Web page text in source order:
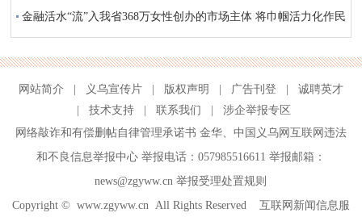
金融活水“流”入我省368万女性创办的市场主体 将巾帼活力化作民
营经济发展动力
网站简介 | 义乌宣传片 | 版权声明 | 广告刊登 |
诚聘英才
|
技术支持 | 联系我们 |
涉企举报专区
网络敲诈和有偿删帖自律管理承诺书 金华、 中国义乌网互联网违法
和不良信息举报中心举报电话：057985516611 举报邮箱：
news@zgyww.cn举报受理处置规则
Copyright © www.zgyww.cn All Rights Reserved 互联网新闻信息服